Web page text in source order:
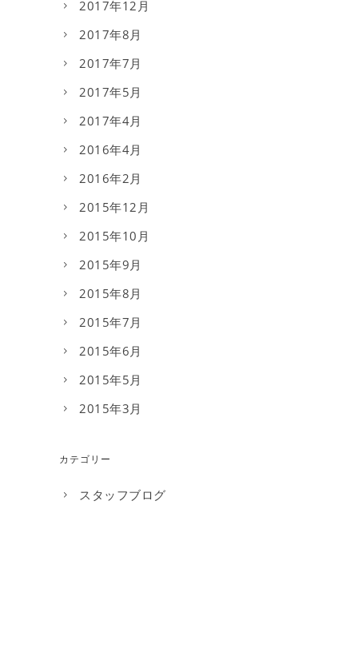
2017年12月
2017年8月
2017年7月
2017年5月
2017年4月
2016年4月
2016年2月
2015年12月
2015年10月
2015年9月
2015年8月
2015年7月
2015年6月
2015年5月
2015年3月
カテゴリー
スタッフブログ